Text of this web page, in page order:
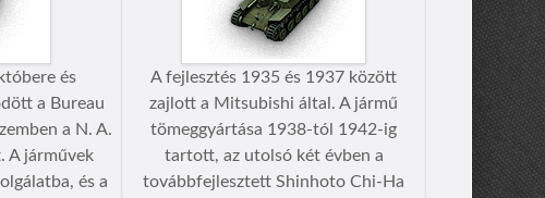
és
a Bureau
a N. A.
A járművek
és a
A fejlesztés 1935 és 1937 között
zajlott a Mitsubishi által. A jármű
tömeggyártása 1938-tól 1942-ig
tartott, az utolsó két évben a
továbbfejlesztett Shinhoto Chi-Ha